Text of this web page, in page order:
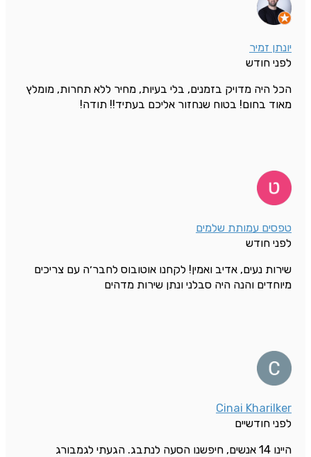
יונתן זמיר
לפני חודש
הכל היה מדויק בזמנים, בלי בעיות, מחיר ללא תחרות, מומלץ
מאוד בחום! בטוח שנחזור אליכם בעתיד!! תודה!
טפסים עמותת שלמים
לפני חודש
שירות נעים, אדיב ואמין! לקחנו אוטובוס לחבר׳ה עם צריכים
מיוחדים והנה היה סבלני ונתן שירות מדהים
Cinai Kharilker
לפני חודשיים
היינו 14 אנשים, חיפשנו הסעה לנתבג. הגעתי לגמבורג